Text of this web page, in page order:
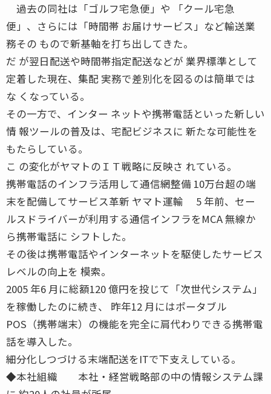
過去の同社は「ゴルフ宅急便」や 「クール宅急
便」、さらには「時間帯 お届けサービス」など輸送業
務その もので新基軸を打ち出してきた。
だ が翌日配送や時間帯指定配送などが 業界標準として
定着した現在、集配 実務で差別化を図るのは簡単では
な くなっている。
その一方で、インター ネットや携帯電話といった新しい
情 報ツールの普及は、宅配ビジネスに 新たな可能性を
もたらしている。
こ の変化がヤマトのＩＴ戦略に反映さ れている。
携帯電話のインフラ活用して通信網整備 10万台超の端
末を配備してサービス革新 ヤマト運輸 5 年前、セー
ルスドライバーが利用する通信インフラをMCA 無線か
ら携帯電話に シフトした。
その後は携帯電話やインターネットを駆使したサービス
レベルの向上を 模索。
2005 年6 月に総額120 億円を投じて「次世代システム」
を稼働したのに続き、 昨年12 月にはポータブル
POS（携帯端末）の機能を完全に肩代わりできる携帯電
話を導入した。
細分化しつづける末端配送をITで下支えしている。
◆本社組織 本社・経営戦略部の中の情報システム課